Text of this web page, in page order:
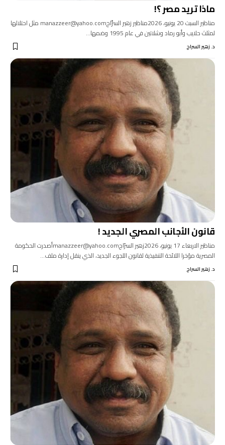
ماذا تريد مصر ؟!
مناظير السبت 20 يونيو، 2026مناظير زهير السرَّاجmanazzeer@yahoo.com مثل احتلالها
لمثلث حلايب وأبو رماد وشلاتين في عام 1995 وضمها…
د. زهير السراج
قانون الأجانب المصري الجديد !
مناظير الاربعاء 17 يونيو، 2026زهير السرّاجmanazzeer@yahoo.comأصدرت الحكومة
المصرية مؤخرا اللائحة التنفيذية لقانون اللجوء الجديد، الذي ينقل إدارة ملف…
د. زهير السراج